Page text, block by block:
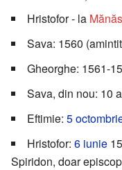
Hristofor - la
Sava: 1560
Gheorghe: 1561-
Sava, din nou: 10
Eftimie: 5
Hristofor: 6 iunie
Spiridon, doar